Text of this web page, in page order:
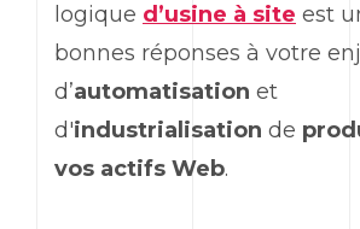
logique d’usine à site est
bonnes réponses à votre
d’automatisation et
d'industrialisation de
vos actifs Web.